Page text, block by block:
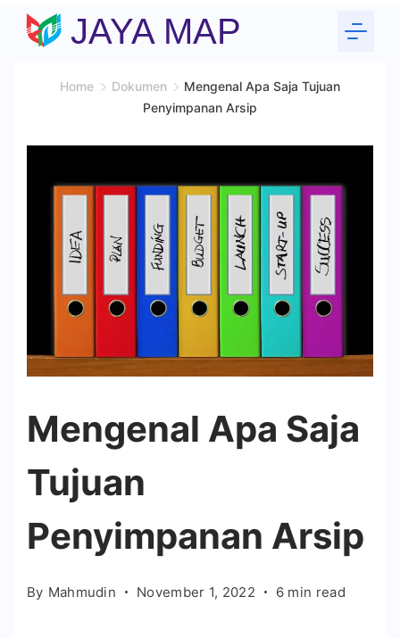
Skip
JAYA MAP
Home Dokumen
Mengenal Apa Saja Tujuan
Penyimpanan Arsip
Mengenal Apa Saja
Tujuan
Penyimpanan Arsip
By Mahmudin November 1, 2022 6 min read